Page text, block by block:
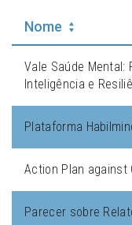
Nome
Vale Saúde Mental:
Inteligência e
Plataforma
Action Plan against
Parecer sobre